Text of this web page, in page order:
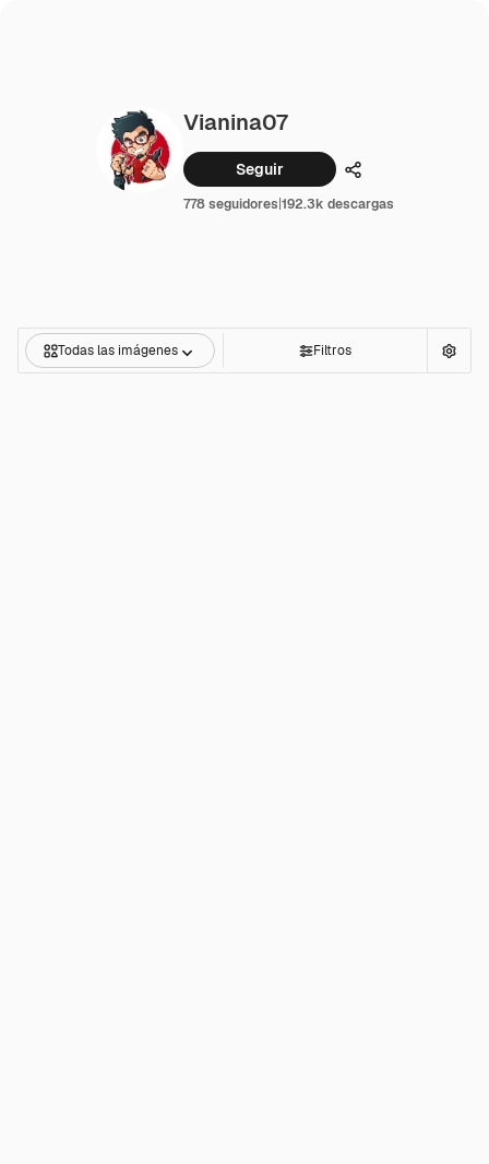
Vianina07
Seguir Compartir
778 seguidores|192.3k descargas
Todas las imágenes Filtros